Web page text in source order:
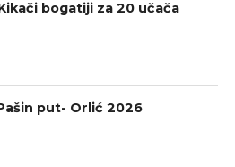
bogatiji za 20 učača
put- Orlić 2026